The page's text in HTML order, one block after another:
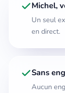
Michel,
Un seul
en direct.
Sans
Aucun